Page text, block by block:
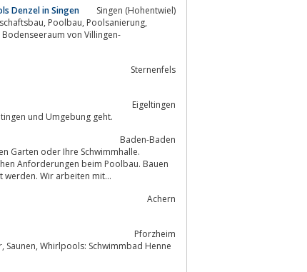
Denzel in Singen
Singen (Hohentwiel)
Sternenfels
Eigeltingen
und Umgebung geht.
Baden-Baden
Anforderungen beim Poolbau. Bauen
werden. Wir arbeiten mit...
Achern
Pforzheim